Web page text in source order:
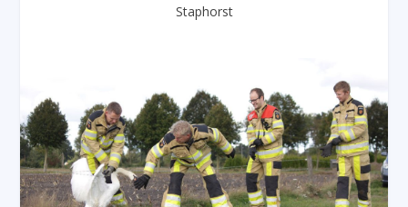
Staphorst